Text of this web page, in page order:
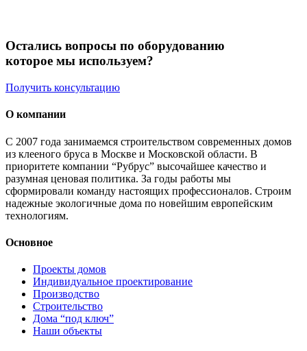
Остались вопросы по оборудованию
которое мы используем?
Получить консультацию
О компании
С 2007 года занимаемся строительством современных домов
из клееного бруса в Москве и Московской области. В
приоритете компании “Рубрус” высочайшее качество и
разумная ценовая политика. За годы работы мы
сформировали команду настоящих профессионалов. Строим
надежные экологичные дома по новейшим европейским
технологиям.
Основное
Проекты домов
Индивидуальное проектирование
Производство
Строительство
Дома “под ключ”
Наши объекты